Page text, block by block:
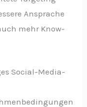
Ansprache
mehr Know-
Social-Media-